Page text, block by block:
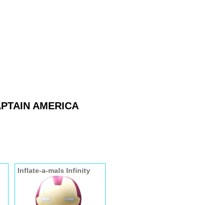
AMERICA
Inflate-a-mals Infinity
War Ironman